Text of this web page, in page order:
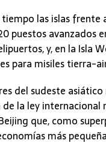
las islas frente
puestos avanzados
y, en la Isla
para misiles tierra-
del sudeste
la ley internacional
que, como
más